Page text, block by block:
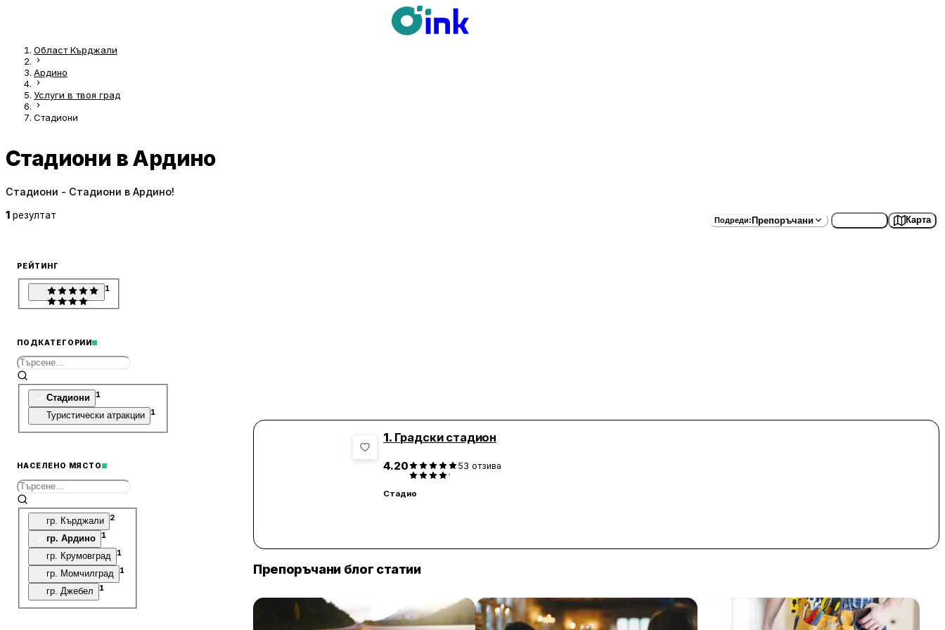
Област Кърджали
Ардино
Услуги в твоя град
Стадиони
Стадиони в Ардино
Стадиони - Стадиони в Ардино!
1 резултат Подреди:Препоръчани Карта
РЕЙТИНГ
1
ПОДКАТЕГОРИИ
Стадиони 1
Туристически атракции 1
НАСЕЛЕНО МЯСТО
гр. Кърджали 2
гр. Ардино 1
гр. Крумовград 1
гр. Момчилград 1
гр. Джебел 1
1. Градски стадион
4.20 53 отзива
Стадио
Препоръчани блог статии